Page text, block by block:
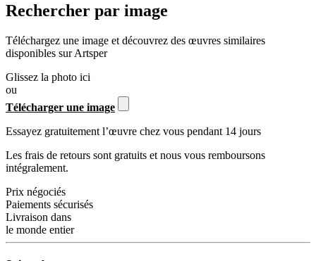
Rechercher par image
Téléchargez une image et découvrez des œuvres similaires
disponibles sur Artsper
Glissez la photo ici
ou
Télécharger une image
Essayez gratuitement l’œuvre chez vous pendant 14 jours
Les frais de retours sont gratuits et nous vous remboursons
intégralement.
Prix négociés
Paiements sécurisés
Livraison dans
le monde entier